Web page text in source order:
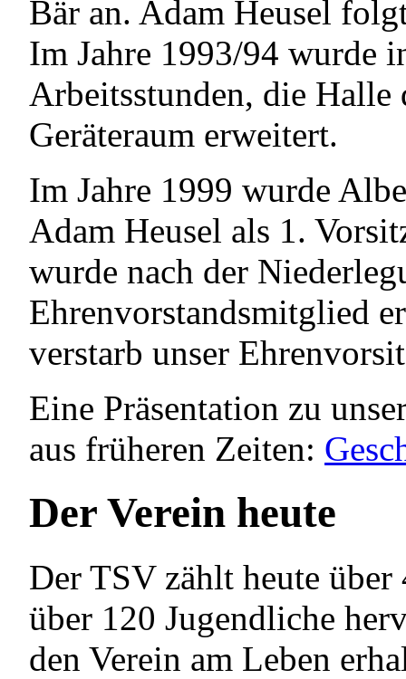
Bär an. Adam Heusel
Im Jahre 1993/94 wurde
Arbeitsstunden, die Halle
Geräteraum erweitert.
Im Jahre 1999 wurde
Adam Heusel als 1.
wurde nach der
Ehrenvorstandsmitglied
verstarb unser
Eine Präsentation zu
aus früheren Zeiten:
Der Verein heute
Der TSV zählt heute
über 120 Jugendliche
den Verein am Leben